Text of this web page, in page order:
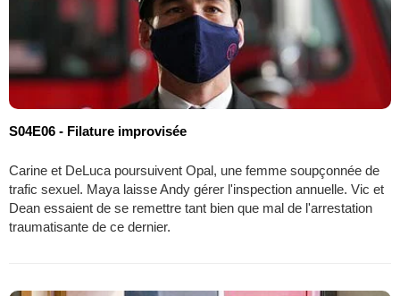
S04E06 - Filature improvisée
Carine et DeLuca poursuivent Opal, une femme soupçonnée de
trafic sexuel. Maya laisse Andy gérer l'inspection annuelle. Vic et
Dean essaient de se remettre tant bien que mal de l'arrestation
traumatisante de ce dernier.